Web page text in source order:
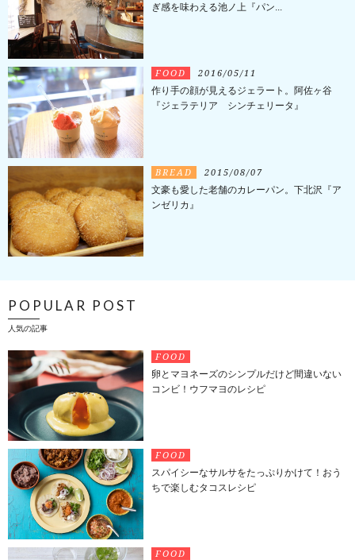
ぎ感を味わえる池ノ上『パン...
FOOD 2016/05/11
作り手の顔が見えるジェラート。阿佐ヶ谷
『ジェラテリア シンチェリータ』
BREAD 2015/08/07
文豪も愛した老舗のカレーパン。下北沢『ア
ンゼリカ』
POPULAR POST
人気の記事
FOOD
卵とマヨネーズのシンプルだけど間違いない
コンビ！ウフマヨのレシピ
FOOD
スパイシーなサルサをたっぷりかけて！おう
ちで楽しむタコスレシピ
FOOD